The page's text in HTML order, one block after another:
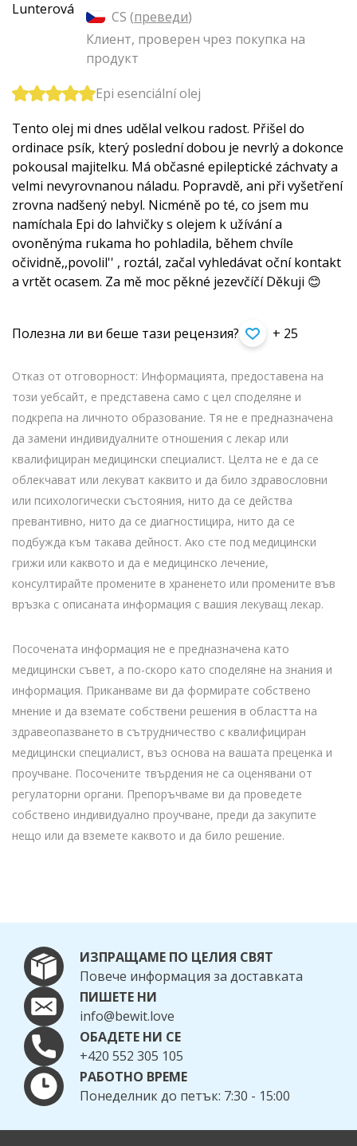
CS (преведи)
Клиент, проверен чрез покупка на
продукт
Epi esenciální olej
Tento olej mi dnes udělal velkou radost. Přišel do
ordinace psík, který poslední dobou je nevrlý a dokonce
pokousal majitelku. Má občasné epileptické záchvaty a
velmi nevyrovnanou náladu. Popravdě, ani při vyšetření
zrovna nadšený nebyl. Nicméně po té, co jsem mu
namíchala Epi do lahvičky s olejem k užívání a
ovoněnýma rukama ho pohladila, během chvíle
očividně,,povolil'' , roztál, začal vyhledávat oční kontakt
a vrtět ocasem. Za mě moc pěkné jezevčíčí Děkuji 😊
Полезна ли ви беше тази рецензия? + 25
Отказ от отговорност: Информацията, предоставена на
този уебсайт, е представена само с цел споделяне и
подкрепа на личното образование. Тя не е предназначена
да замени индивидуалните отношения с лекар или
квалифициран медицински специалист. Целта не е да се
облекчават или лекуват каквито и да било здравословни
или психологически състояния, нито да се действа
превантивно, нито да се диагностицира, нито да се
подбужда към такава дейност. Ако сте под медицински
грижи или каквото и да е медицинско лечение,
консултирайте промените в храненето или промените във
връзка с описаната информация с вашия лекуващ лекар.
Посочената информация не е предназначена като
медицински съвет, а по-скоро като споделяне на знания и
информация. Приканваме ви да формирате собствено
мнение и да вземате собствени решения в областта на
здравеопазването в сътрудничество с квалифициран
медицински специалист, въз основа на вашата преценка и
проучване. Посочените твърдения не са оценявани от
регулаторни органи. Препоръчваме ви да проведете
собствено индивидуално проучване, преди да закупите
нещо или да вземете каквото и да било решение.
ИЗПРАЩАМЕ ПО ЦЕЛИЯ СВЯТ
Повече информация за доставката
ПИШЕТЕ НИ
info@bewit.love
ОБАДЕТЕ НИ СЕ
+420 552 305 105
РАБОТНО ВРЕМЕ
Понеделник до петък: 7:30 - 15:00